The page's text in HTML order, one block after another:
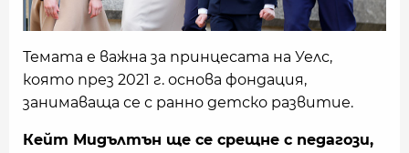
Темата е важна за принцесата на Уелс,
която през 2021 г. основа фондация,
занимаваща се с ранно детско развитие.
Кейт Мидълтън ще се срещне с педагози,